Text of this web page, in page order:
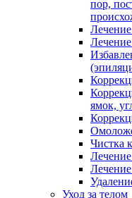
пор,
ямок,
Чистка
Уход за телом